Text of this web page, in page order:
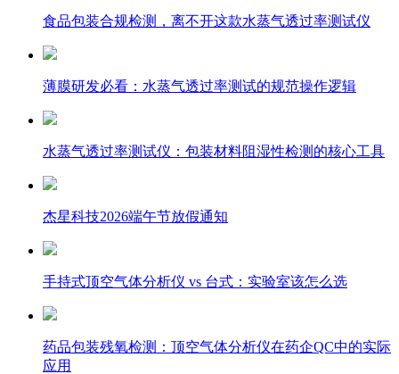
食品包装合规检测，离不开这款水蒸气透过率测试仪
薄膜研发必看：水蒸气透过率测试的规范操作逻辑
水蒸气透过率测试仪：包装材料阻湿性检测的核心工具
杰星科技2026端午节放假通知
手持式顶空气体分析仪 vs 台式：实验室该怎么选
药品包装残氧检测：顶空气体分析仪在药企QC中的实际
应用